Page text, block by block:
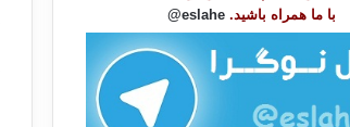
با ما همراه باشید. eslahe@